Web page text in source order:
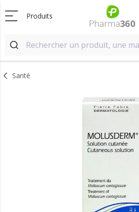
Produits
Santé